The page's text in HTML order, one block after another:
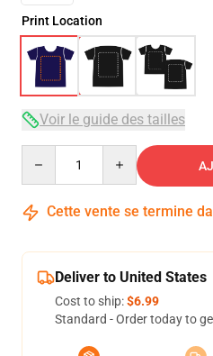
Print Location
Voir le guide des tailles
Cette vente se termine
Deliver to United States
Cost to ship:$6.99
Standard - Order today to